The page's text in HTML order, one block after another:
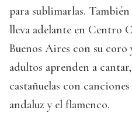
para sublimarlas.
lleva adelante en Centro
Buenos Aires con su
adultos aprenden a
castañuelas con
andaluz y el flamenco.